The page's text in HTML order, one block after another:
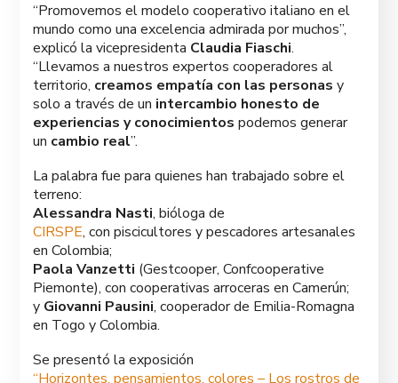
“Promovemos el modelo cooperativo italiano en el
mundo como una excelencia admirada por muchos”,
explicó la vicepresidenta Claudia Fiaschi.
“Llevamos a nuestros expertos cooperadores al
territorio, creamos empatía con las personas y
solo a través de un intercambio honesto de
experiencias y conocimientos podemos generar
un cambio real”.
La palabra fue para quienes han trabajado sobre el
terreno:
Alessandra Nasti, bióloga de
CIRSPE, con piscicultores y pescadores artesanales
en Colombia;
Paola Vanzetti (Gestcooper, Confcooperative
Piemonte), con cooperativas arroceras en Camerún;
y Giovanni Pausini, cooperador de Emilia-Romagna
en Togo y Colombia.
Se presentó la exposición
“Horizontes, pensamientos, colores – Los rostros de